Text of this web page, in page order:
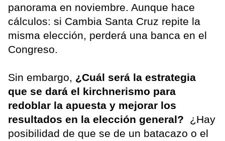
panorama en noviembre. Aunque hace
cálculos: si Cambia Santa Cruz repite la
misma elección, perderá una banca en el
Congreso.
Sin embargo, ¿Cuál será la estrategia
que se dará el kirchnerismo para
redoblar la apuesta y mejorar los
resultados en la elección general? ¿Hay
posibilidad de que se de un batacazo o el